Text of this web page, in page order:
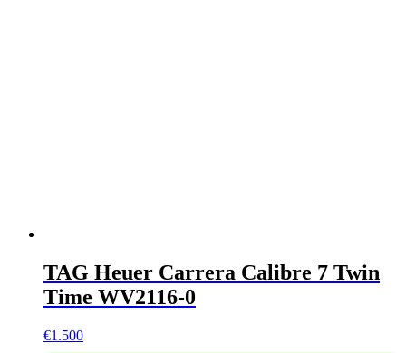
TAG Heuer Carrera Calibre 7 Twin
Time WV2116-0
€1.500